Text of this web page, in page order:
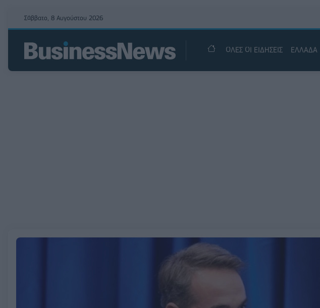
Σάββατο, 8 Αυγούστου 2026
ΟΛΕΣ ΟΙ ΕΙΔΗΣΕΙΣ ΕΛΛΑΔΑ